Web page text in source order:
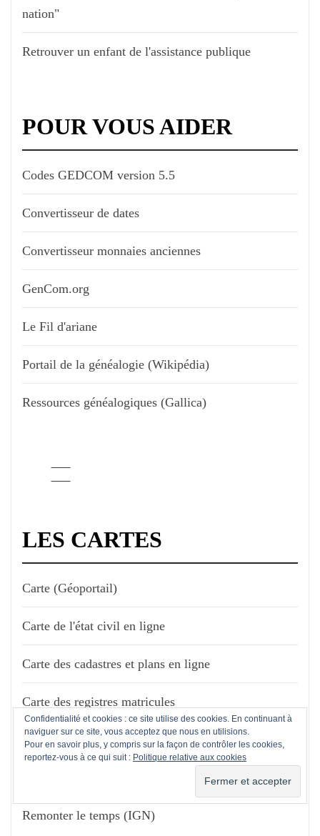
nation"
Retrouver un enfant de l'assistance publique
POUR VOUS AIDER
Codes GEDCOM version 5.5
Convertisseur de dates
Convertisseur monnaies anciennes
GenCom.org
Le Fil d'ariane
Portail de la généalogie (Wikipédia)
Ressources généalogiques (Gallica)
LES CARTES
Carte (Géoportail)
Carte de l'état civil en ligne
Carte des cadastres et plans en ligne
Carte des registres matricules
Cartes de Cassini (EHESS)
Remonter le temps (IGN)
Confidentialité et cookies : ce site utilise des cookies. En continuant à
naviguer sur ce site, vous acceptez que nous en utilisions.
Pour en savoir plus, y compris sur la façon de contrôler les cookies,
reportez-vous à ce qui suit : Politique relative aux cookies